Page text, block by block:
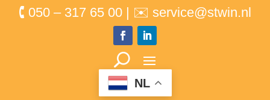
🕻 050 – 317 65 00 | ✉ service@stwin.nl
NL